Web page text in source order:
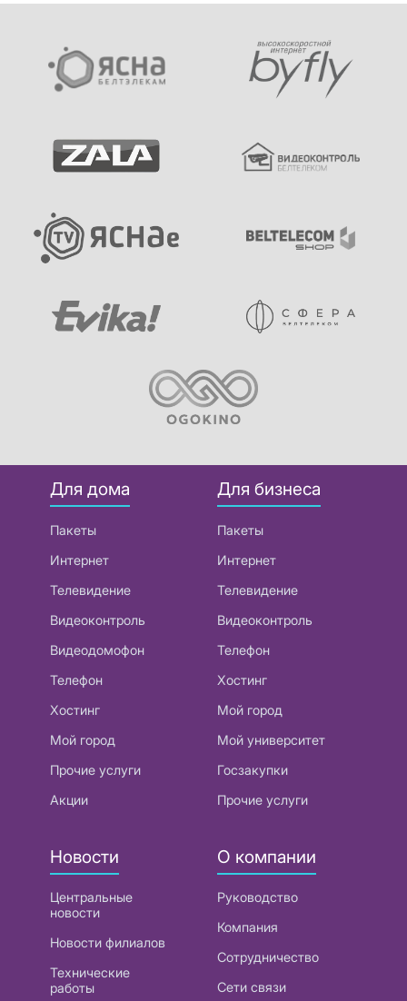
Для дома
Пакеты
Интернет
Телевидение
Видеоконтроль
Видеодомофон
Телефон
Хостинг
Мой город
Прочие услуги
Акции
Для бизнеса
Пакеты
Интернет
Телевидение
Видеоконтроль
Телефон
Хостинг
Мой город
Мой университет
Госзакупки
Прочие услуги
Новости
Центральные
новости
Новости филиалов
Технические
работы
О компании
Руководство
Компания
Сотрудничество
Сети связи